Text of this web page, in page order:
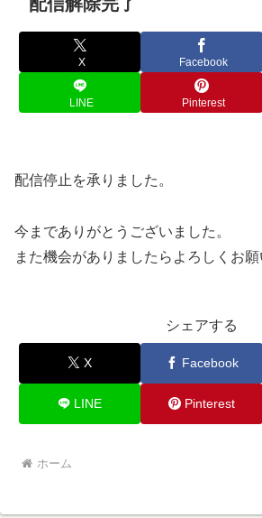
X Facebook
LINE Pinterest
配信停止を承りました。
今までありがとうございました。
また機会がありましたらよろしくお願
シェアする
X Facebook
LINE Pinterest
ホーム